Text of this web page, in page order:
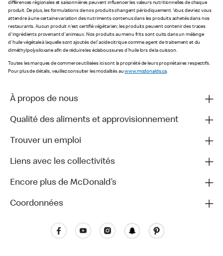
différences régionales et saisonnières peuvent influencer les valeurs nutritionnelles de chaque
produit. De plus, les formulations de nos produits changent périodiquement. Vous devriez vous
attendre à une certaine variation des nutriments contenus dans les produits achetés dans nos
restaurants. Aucun produit n'est certifié végétarien; les produits peuvent contenir des traces
d'ingrédients provenant d'animaux. Nos produits au menu frits sont cuits dans un mélange
d'huile végétale à laquelle sont ajoutés de l'acide citrique comme agent de traitement et du
diméthylpolysiloxane afin de réduire les éclaboussures d'huile lors de la cuisson.
Toutes les marques de commerce utilisées ici sont la propriété de leurs propriétaires respectifs.
Pour plus de détails, veuillez consulter les modalités auwww.mcdonalds.ca.
À propos de nous
Qualité des aliments et approvisionnement
Trouver un emploi
Liens avec les collectivités
Encore plus de McDonald’s
Coordonnées